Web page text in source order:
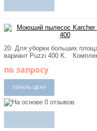
20. Для уборки больших
вариант Puzzi 400 K.
по запросу